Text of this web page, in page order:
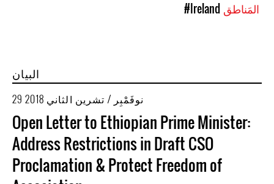
#Ireland
البيان
29 نوفَمْبِر / تشرين الثاني 2018
Open Letter to Ethiopian Prime Minister:
Address Restrictions in Draft CSO
Proclamation & Protect Freedom of